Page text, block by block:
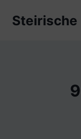
InhaltSteirische